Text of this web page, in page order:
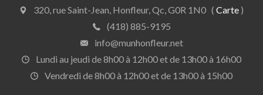
320, rue Saint-Jean, Honfleur, Qc, G0R 1N0 ( Carte )
(418) 885-9195
info@munhonfleur.net
Lundi au jeudi de 8h00 à 12h00 et de 13h00 à 16h00
Vendredi de 8h00 à 12h00 et de 13h00 à 15h00